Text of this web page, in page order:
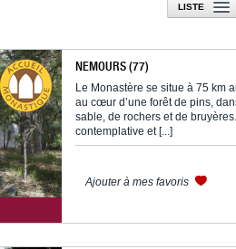
LISTE
NEMOURS (77)
Le Monastère se situe à 75 km
au cœur d’une forêt de pins,
sable, de rochers et de
contemplative et [...]
Ajouter à mes favoris